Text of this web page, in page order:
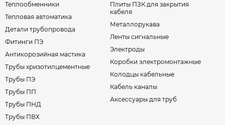
Теплообменники
Тепловая автоматика
Детали трубопровода
Фитинги ПЭ
Антикорозийная мастика
Трубы хризотилцементные
Трубы ПЭ
Трубы ПП
Трубы ПНД
Трубы ПВХ
Плиты ПЗК для закрытия
кабеля
Металлорукава
Ленты сигнальные
Электроды
Коробки электромонтажные
Колодцы кабельные
Кабель каналы
Аксессуары для труб